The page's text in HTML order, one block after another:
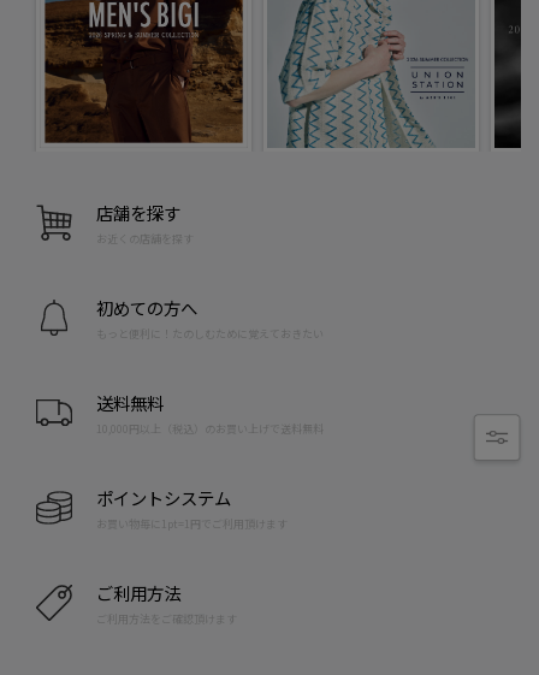
店舗を探す
お近くの店舗を探す
初めての方へ
もっと便利に！たのしむために覚えておきたい
送料無料
10,000円以上（税込）のお買い上げで送料無料
ポイントシステム
お買い物毎に1pt=1円でご利用頂けます
ご利用方法
ご利用方法をご確認頂けます